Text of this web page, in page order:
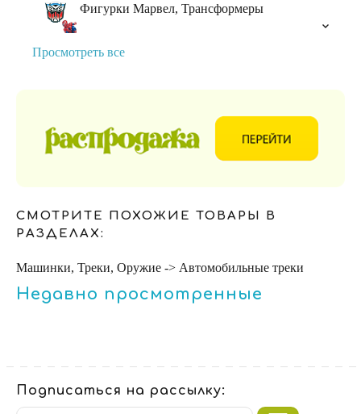
Фигурки Марвел, Трансформеры
Просмотреть все
СМОТРИТЕ ПОХОЖИЕ ТОВАРЫ В
РАЗДЕЛАХ:
Машинки, Треки, Оружие -> Автомобильные треки
Недавно просмотренные
Подписаться на рассылку: